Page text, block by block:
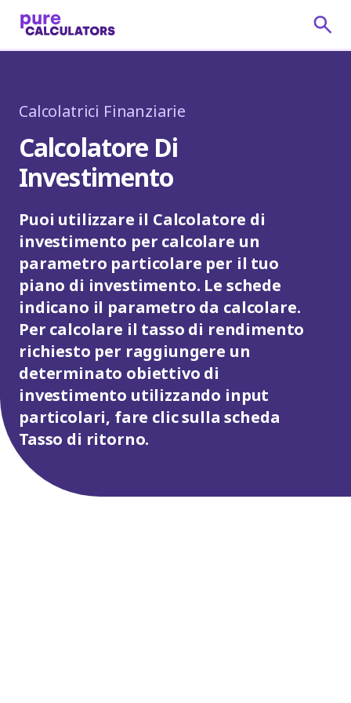
Calcolatrici Finanziarie
Calcolatore Di
Investimento
Puoi utilizzare il Calcolatore di
investimento per calcolare un
parametro particolare per il tuo
piano di investimento. Le schede
indicano il parametro da calcolare.
Per calcolare il tasso di rendimento
richiesto per raggiungere un
determinato obiettivo di
investimento utilizzando input
particolari, fare clic sulla scheda
Tasso di ritorno.